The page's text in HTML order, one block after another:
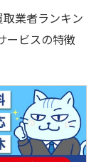
業者ランキン
ービスの特徴